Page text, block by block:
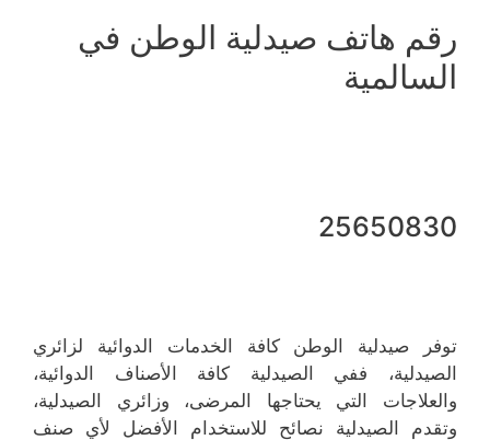
رقم هاتف صيدلية الوطن في
السالمية
25650830
توفر صيدلية الوطن كافة الخدمات الدوائية لزائري
الصيدلية، ففي الصيدلية كافة الأصناف الدوائية،
والعلاجات التي يحتاجها المرضى، وزائري الصيدلية،
وتقدم الصيدلية نصائح للاستخدام الأفضل لأي صنف